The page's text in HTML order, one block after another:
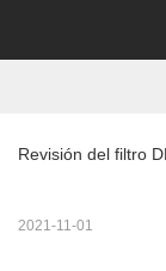
Revisión del filtro
2021-11-01